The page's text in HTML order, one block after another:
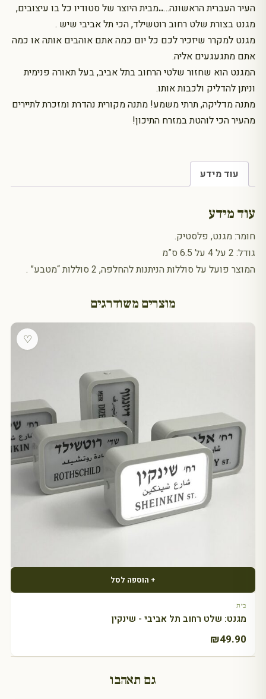
העיר העברית הראשונה…..מבית היוצר של סטודיו כל בו עיצובים,
מגנט בצורת שלט רחוב רוטשילד, הכי תל אביבי שיש .
מגנט למקרר שיזכיר לכם כל יום כמה אתם אוהבים אותה או כמה
אתם מתגעגעים אליה.
המגנט הוא שחזור שלטי הרחוב בתל אביב, בעל תאורה פנימית
וניתן להדליק ולכבות אותו.
מתנה מדליקה, תרתי משמע! מתנה מקורית נהדרת ומזכרת לתיירים
מהעיר הכי לוהטת במזרח התיכון!
אביבי
-
רוטשילד
עוד מידע
עוד מידע
חומר: מגנט, פלסטיק.
גודל: 2 על 4 על 6.5 ס”מ
המוצר פועל על סוללות הניתנות להחלפה, 2 סוללות “מטבע” .
מוצרים משודרגים
♡
+ הוספה לסל
בית
מגנט: שלט רחוב תל אביבי - שינקין
₪49.90
גם תאהבו